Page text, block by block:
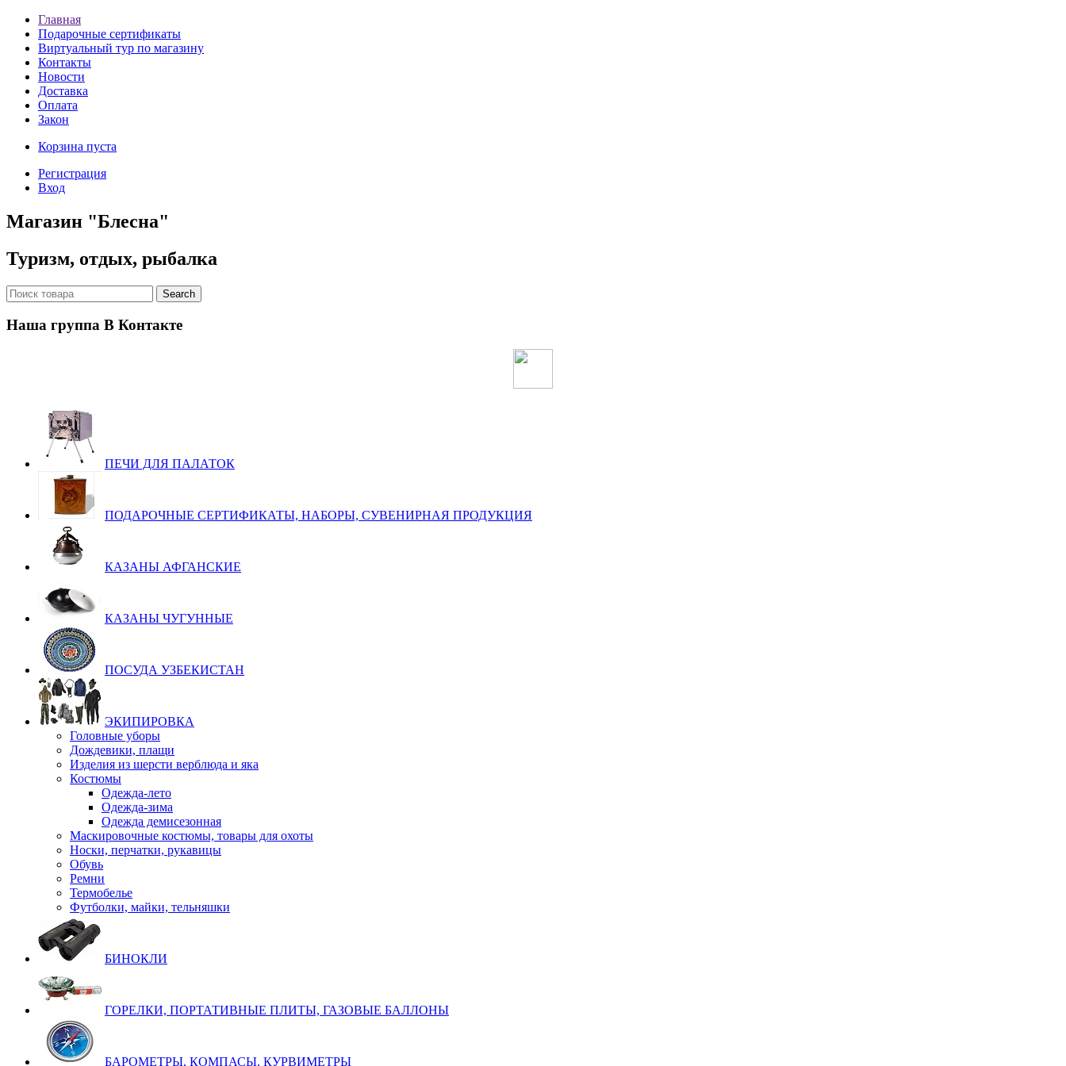
Главная
Подарочные сертификаты
Виртуальный тур по магазину
Контакты
Новости
Доставка
Оплата
Закон
Корзина пуста
Регистрация
Вход
Магазин "Блесна"
Туризм, отдых, рыбалка
Наша группа В Контакте
ПЕЧИ ДЛЯ ПАЛАТОК
ПОДАРОЧНЫЕ СЕРТИФИКАТЫ, НАБОРЫ, СУВЕНИРНАЯ ПРОДУКЦИЯ
КАЗАНЫ АФГАНСКИЕ
КАЗАНЫ ЧУГУННЫЕ
ПОСУДА УЗБЕКИСТАН
ЭКИПИРОВКА
Головные уборы
Дождевики, плащи
Изделия из шерсти верблюда и яка
Костюмы
Одежда-лето
Одежда-зима
Одежда демисезонная
Маскировочные костюмы, товары для охоты
Носки, перчатки, рукавицы
Обувь
Ремни
Термобелье
Футболки, майки, тельняшки
БИНОКЛИ
ГОРЕЛКИ, ПОРТАТИВНЫЕ ПЛИТЫ, ГАЗОВЫЕ БАЛЛОНЫ
БАРОМЕТРЫ, КОМПАСЫ, КУРВИМЕТРЫ